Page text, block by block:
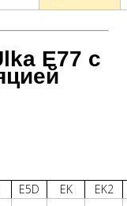
E77 с
E5D EK
EK2